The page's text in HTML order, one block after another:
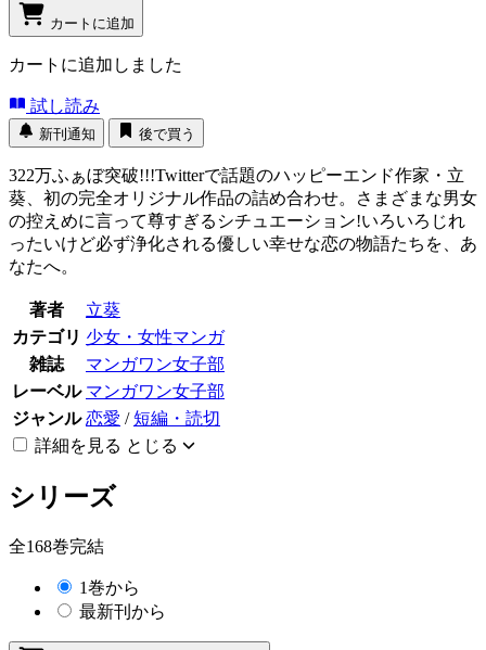
カートに追加
カートに追加しました
試し読み
新刊通知 後で買う
322万ふぁぼ突破!!!Twitterで話題のハッピーエンド作家・立
葵、初の完全オリジナル作品の詰め合わせ。さまざまな男女
の控えめに言って尊すぎるシチュエーション!いろいろじれ
ったいけど必ず浄化される優しい幸せな恋の物語たちを、あ
なたへ。
著者
立葵
カテゴリ 少女・女性マンガ
雑誌
マンガワン女子部
レーベル マンガワン女子部
ジャンル 恋愛 /短編・読切
詳細を見る とじる
シリーズ
全168巻完結
1巻から
最新刊から